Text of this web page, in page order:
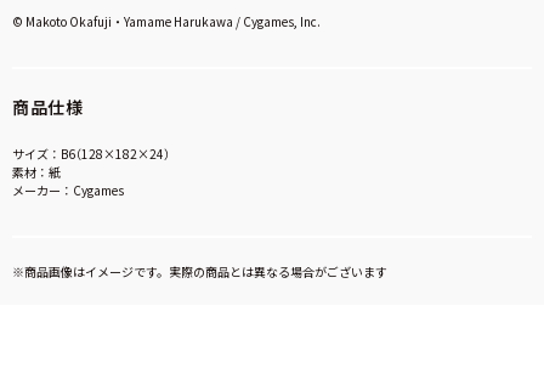
© Makoto Okafuji・Yamame Harukawa / Cygames, Inc.
商品仕様
サイズ：B6（128×182×24）
素材：紙
メーカー：Cygames
※商品画像はイメージです。実際の商品とは異なる場合がございます